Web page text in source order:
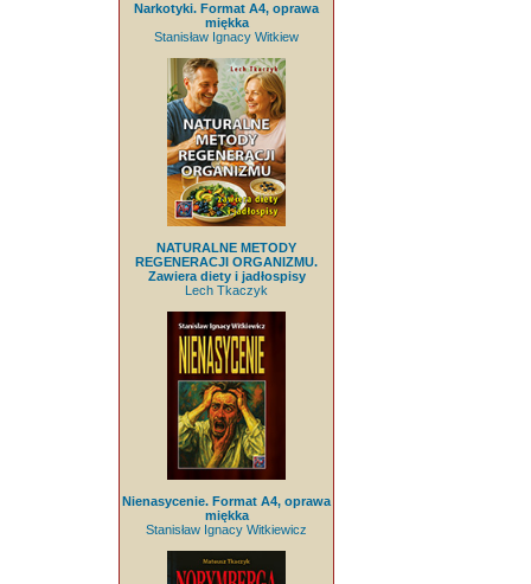
Narkotyki. Format A4, oprawa
miękka
Stanisław Ignacy Witkiew
NATURALNE METODY
REGENERACJI ORGANIZMU.
Zawiera diety i jadłospisy
Lech Tkaczyk
Nienasycenie. Format A4, oprawa
miękka
Stanisław Ignacy Witkiewicz